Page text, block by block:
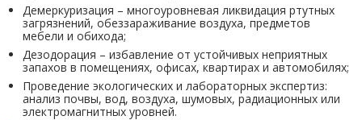
Демеркуризация – многоуровневая ликвидация ртутных
загрязнений, обеззараживание воздуха, предметов
мебели и обихода;
Дезодорация – избавление от устойчивых неприятных
запахов в помещениях, офисах, квартирах и автомобилях;
Проведение экологических и лабораторных экспертиз:
анализ почвы, вод, воздуха, шумовых, радиационных или
электромагнитных уровней.